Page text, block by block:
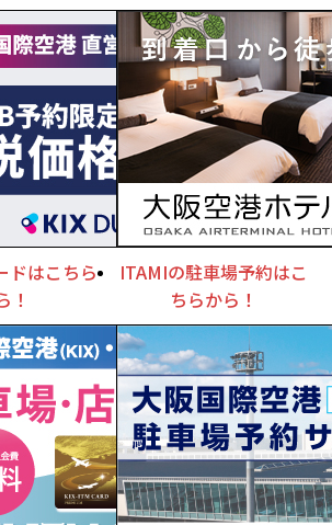
ドはこちら
！
ITAMIの駐車場予約はこ
ちらから！